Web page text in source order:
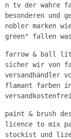
n tv der wahre
besonderen und
nobler marken
green" fallen
farrow & ball
sicher wir von
versandhändler
flamant farben
paint & brush
licence to mix
stockist und